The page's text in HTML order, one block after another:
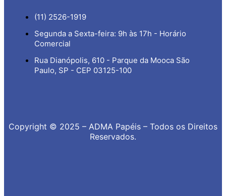
(11) 2526-1919
Segunda a Sexta-feira: 9h às 17h - Horário
Comercial
Rua Dianópolis, 610 - Parque da Mooca São
Paulo, SP - CEP 03125-100
Copyright © 2025 – ADMA Papéis – Todos os Direitos
Reservados.